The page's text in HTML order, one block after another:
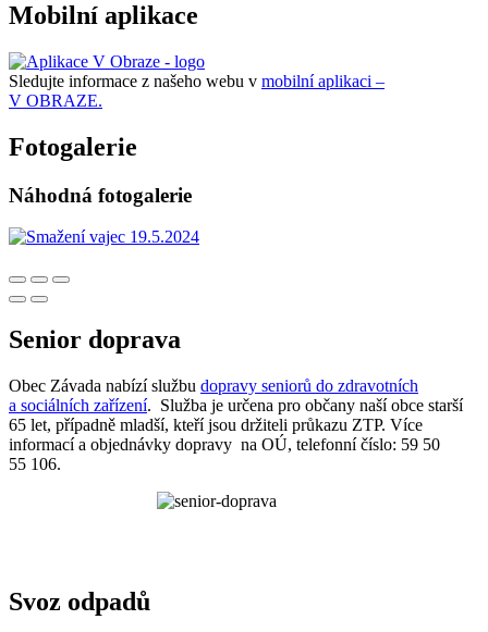
Mobilní aplikace
Sledujte informace z našeho webu v mobilní aplikaci –
V OBRAZE.
Fotogalerie
Náhodná fotogalerie
Senior doprava
Obec Závada nabízí službu dopravy seniorů do zdravotních
a sociálních zařízení. Služba je určena pro občany naší obce starší
65 let, případně mladší, kteří jsou držiteli průkazu ZTP. Více
informací a objednávky dopravy na OÚ, telefonní číslo: 59 50
55 106.
Svoz odpadů